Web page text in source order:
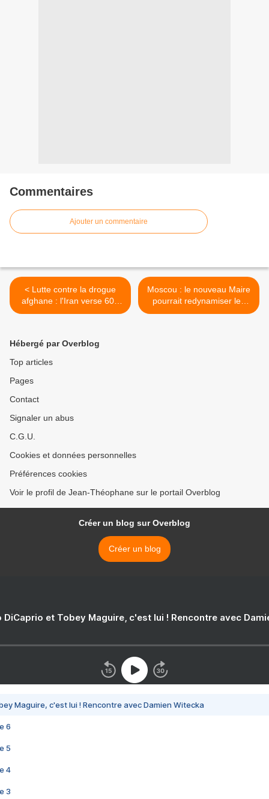
Commentaires
Ajouter un commentaire
< Lutte contre la drogue
afghane : l'Iran verse 600
000 000 $ par an (Consul)
Moscou : le nouveau Maire
pourrait redynamiser les
investissements >
Hébergé par Overblog
Top articles
Pages
Contact
Signaler un abus
C.G.U.
Cookies et données personnelles
Préférences cookies
Voir le profil de Jean-Théophane sur le portail Overblog
Créer un blog sur Overblog
Créer un blog
DiCaprio et Tobey Maguire, c'est lui ! Rencontre avec
Maguire, c'est lui ! Rencontre avec Damien Witecka
6
5
4
3